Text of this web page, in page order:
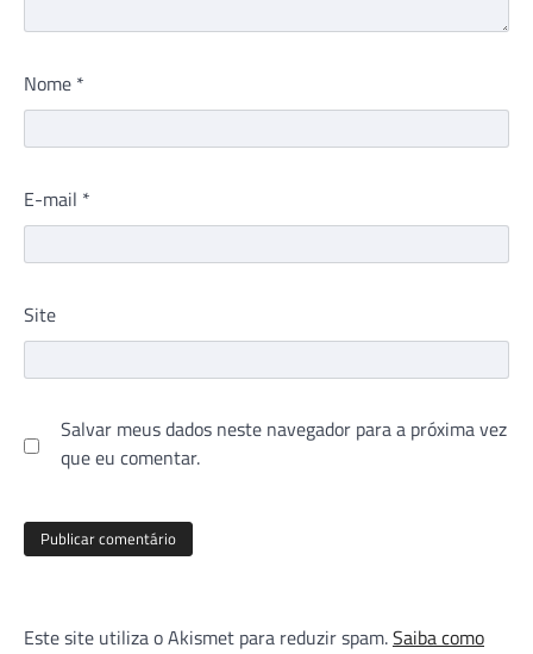
Nome *
E-mail *
Site
Salvar meus dados neste navegador para a próxima vez
que eu comentar.
Este site utiliza o Akismet para reduzir spam.Saiba como